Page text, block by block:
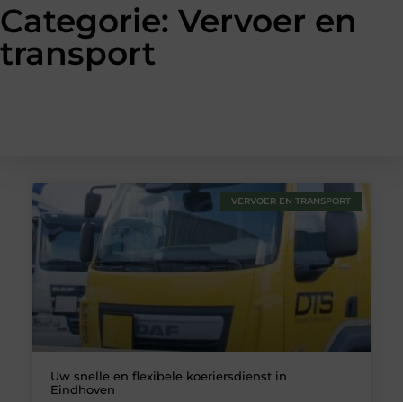
Categorie: Vervoer en
transport
VERVOER EN TRANSPORT
Uw snelle en flexibele koeriersdienst in
Eindhoven